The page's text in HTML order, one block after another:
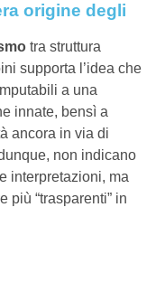
origine degli
tra struttura
supporta l’idea che
a una
innate, bensì a
ancora in via di
non indicano
interpretazioni, ma
più “trasparenti” in